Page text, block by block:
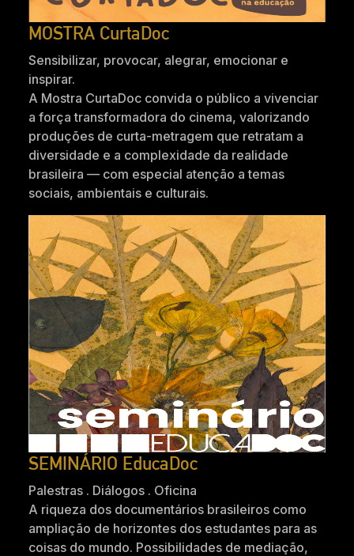
MOSTRA CurtaDoc
Sensibilizar, provocar, alegrar, emocionar e
inspirar.
A Mostra CurtaDoc convida o público a vivenciar
a força transformadora do cinema, valorizando
produções de curta-metragem que retratam a
diversidade e a complexidade da realidade
brasileira — com especial atenção a temas
sociais, ambientais e culturais.
SEMINÁRIO EducaDoc
Palestras . Diálogos . Oficina
A riqueza dos documentários brasileiros como
ampliação de horizontes dos estudantes para as
coisas do mundo. Possibilidades de mediação,